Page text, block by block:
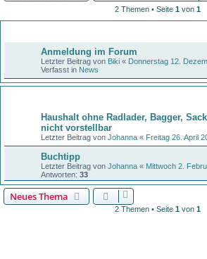
2 Themen • Seite 1 von 1
Anmeldung im Forum
Letzter Beitrag von Biki « Donnerstag 12.
Verfasst in News
Haushalt ohne Radlader, Bagger,
nicht vorstellbar
Letzter Beitrag von Johanna « Freitag 26. April
Buchtipp
Letzter Beitrag von Johanna « Mittwoch 2.
Antworten: 33
Neues Thema
2 Themen • Seite 1 von 1